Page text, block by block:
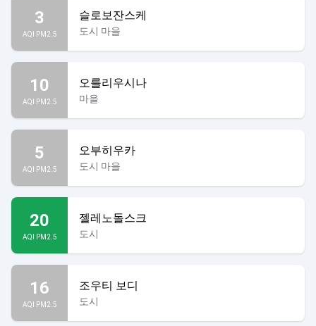
3
AQI PM2.5
슬로보잔스케
도시 마을
10
AQI PM2.5
오를리우시나
마을
5
AQI PM2.5
오부히우카
도시 마을
20
AQI PM2.5
젤레노돌스크
도시
16
AQI PM2.5
조우티 보디
도시